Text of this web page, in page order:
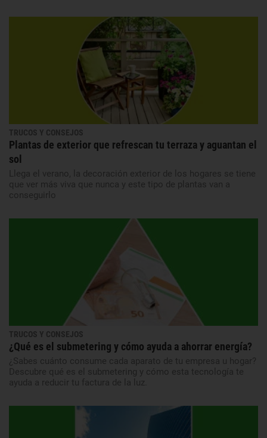
TRUCOS Y CONSEJOS
Plantas de exterior que refrescan tu terraza y aguantan el
sol
Llega el verano, la decoración exterior de los hogares se tiene
que ver más viva que nunca y este tipo de plantas van a
conseguirlo
TRUCOS Y CONSEJOS
¿Qué es el submetering y cómo ayuda a ahorrar energía?
¿Sabes cuánto consume cada aparato de tu empresa u hogar?
Descubre qué es el submetering y cómo esta tecnología te
ayuda a reducir tu factura de la luz.